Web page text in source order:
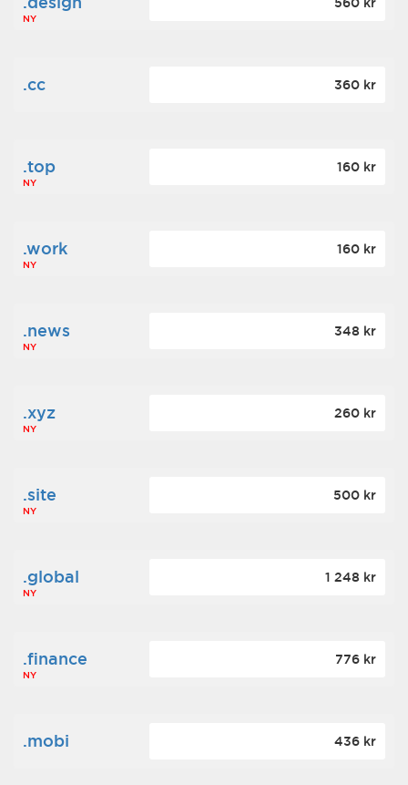
NY
.cc 360 kr
.top
NY
160 kr
.work
NY
160 kr
.news
NY
348 kr
.xyz
NY
260 kr
.site
NY
500 kr
.global
NY
1 248 kr
.finance
NY
776 kr
.mobi 436 kr